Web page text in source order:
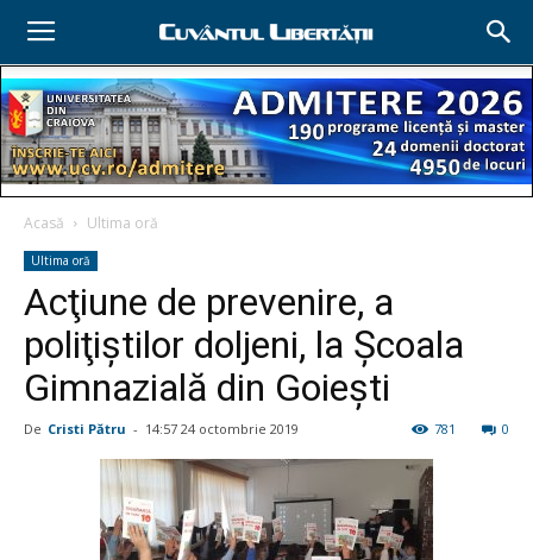
Acasă Ultima oră
Ultima oră
Acţiune de prevenire, a
poliţiştilor doljeni, la Şcoala
Gimnazială din Goieşti
De Cristi Pătru - 14:57 24 octombrie 2019 0
781